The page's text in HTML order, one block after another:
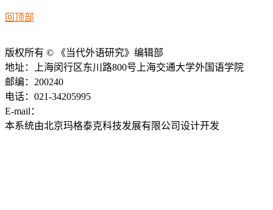
回顶部
版权所有 © 《当代外语研究》编辑部
地址：上海闵行区东川路800号上海交通大学外国语学院
邮编：200240
电话：021-34205995
E-mail：
本系统由北京玛格泰克科技发展有限公司设计开发